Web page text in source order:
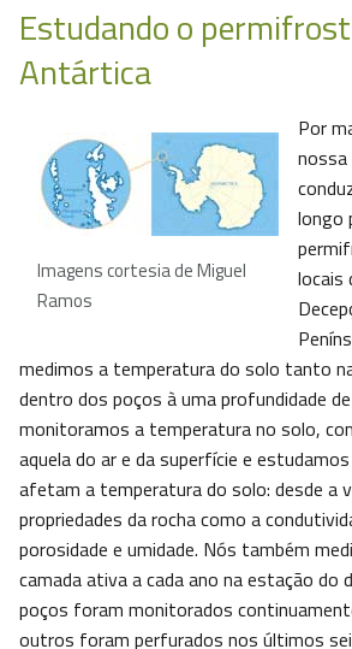
Estudando o
Antártica
Imagens cortesia de Miguel
Ramos
Por
longo
locais
medimos a temperatura do solo tanto
dentro dos poços à uma profundidade
monitoramos a temperatura no solo,
aquela do ar e da superfície e
afetam a temperatura do solo: desde a
propriedades da rocha como a
porosidade e umidade. Nós também
camada ativa a cada ano na estação do
poços foram monitorados
outros foram perfurados nos últimos